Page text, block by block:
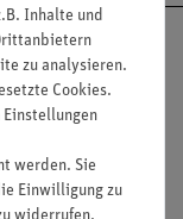
Inhalte und
zu analysieren.
Cookies.
werden. Sie
Einwilligung zu
widerrufen.